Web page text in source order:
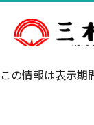
この情報は表示期